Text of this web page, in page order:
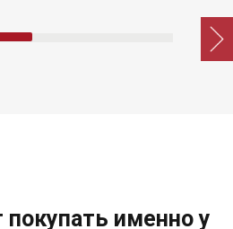
покупать именно у